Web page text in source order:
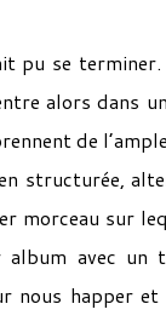
pu se
alors dans
de
structurée,
morceau sur
album avec
nous happer